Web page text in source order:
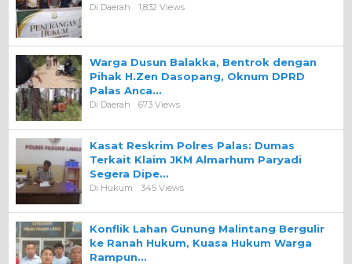
Di Daerah 1,832 Views
Warga Dusun Balakka, Bentrok dengan
Pihak H.Zen Dasopang, Oknum DPRD
Palas Anca…
Di Daerah 673 Views
Kasat Reskrim Polres Palas: Dumas
Terkait Klaim JKM Almarhum Paryadi
Segera Dipe…
Di Hukum 345 Views
Konflik Lahan Gunung Malintang Bergulir
ke Ranah Hukum, Kuasa Hukum Warga
Rampun…